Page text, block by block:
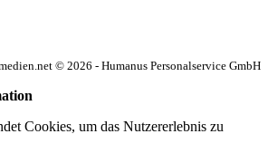
© 2026 - Humanus Personalservice GmbH
Cookies, um das Nutzererlebnis zu